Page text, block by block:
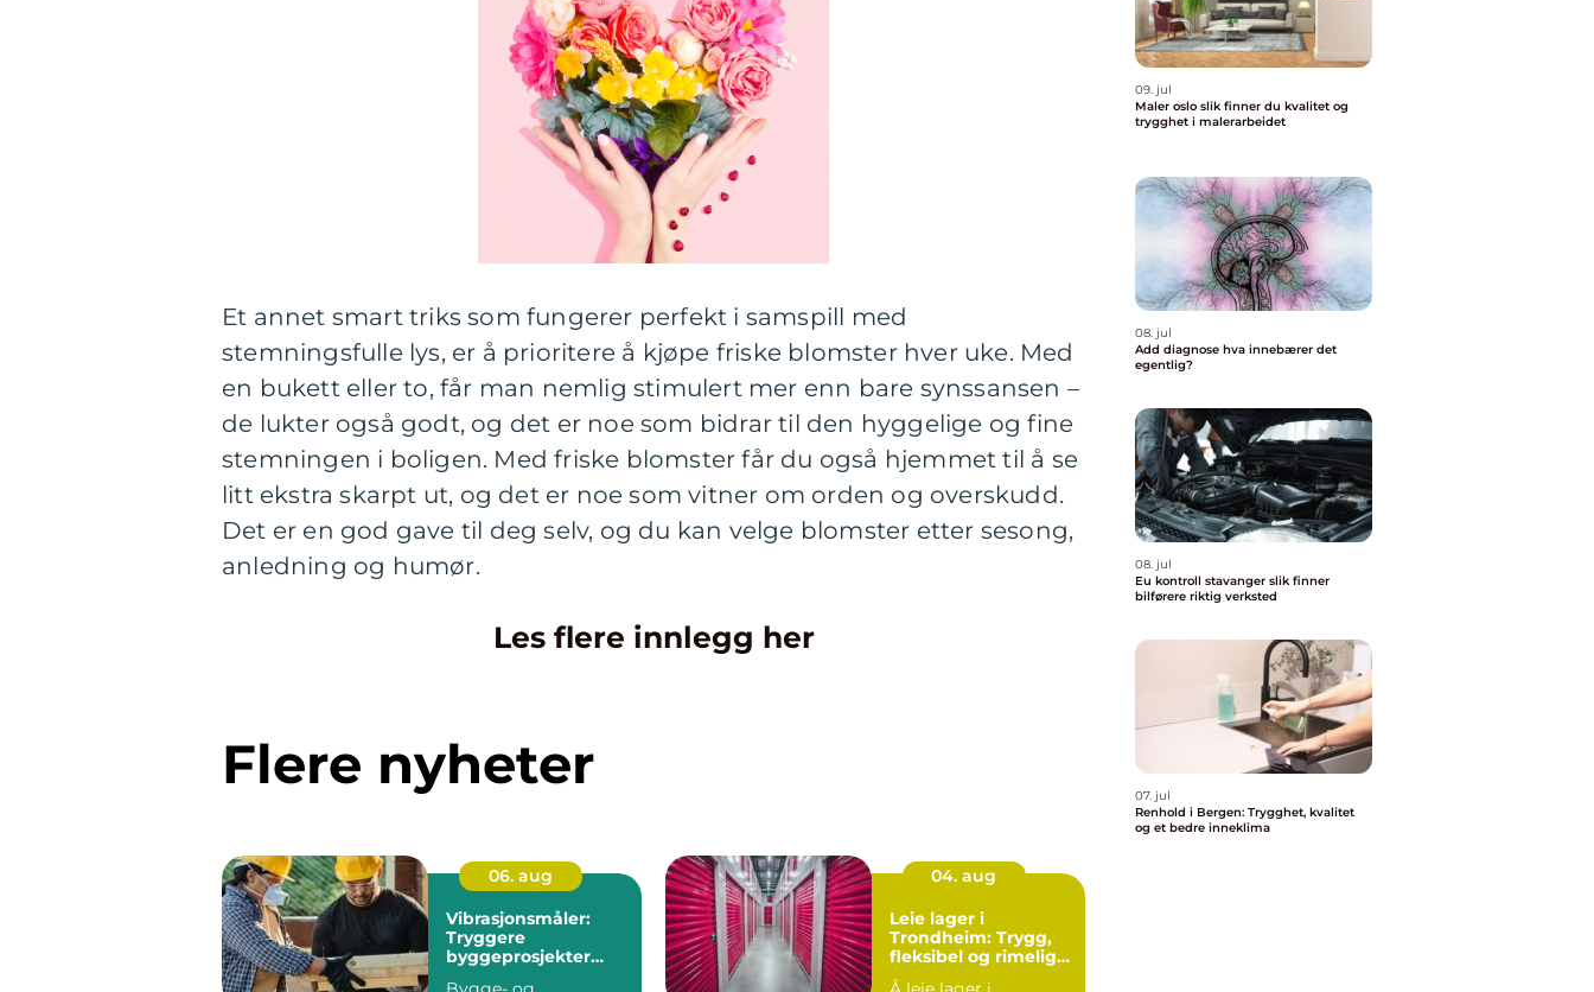
Et annet smart triks som fungerer perfekt i samspill med
stemningsfulle lys, er å prioritere å kjøpe friske blomster hver uke. Med
en bukett eller to, får man nemlig stimulert mer enn bare synssansen –
de lukter også godt, og det er noe som bidrar til den hyggelige og fine
stemningen i boligen. Med friske blomster får du også hjemmet til å se
litt ekstra skarpt ut, og det er noe som vitner om orden og overskudd.
Det er en god gave til deg selv, og du kan velge blomster etter sesong,
anledning og humør.
Les flere innlegg her
Flere nyheter
06. aug
Vibrasjonsmåler:
Tryggere
byggeprosjekter
04. aug
Leie lager i
Trondheim: Trygg,
fleksibel og rimelig
lagerplass
09. jul
Maler oslo slik finner du kvalitet og
trygghet i malerarbeidet
08. jul
Add diagnose hva innebærer det
egentlig?
08. jul
Eu kontroll stavanger slik finner
bilførere riktig verksted
07. jul
Renhold i Bergen: Trygghet, kvalitet
og et bedre inneklima